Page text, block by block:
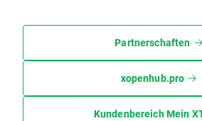
Partnerschaften
xopenhub.pro
Kundenbereich Mein